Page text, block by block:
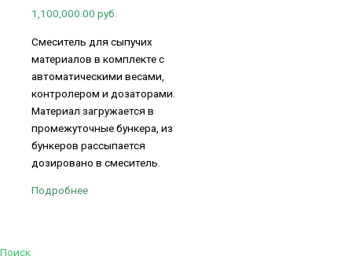
Поиск
1,100,000.00 руб.
Смеситель для сыпучих
материалов в комплекте с
автоматическими весами,
контролером и дозаторами.
Материал загружается в
промежуточные бункера, из
бункеров рассыпается
дозировано в смеситель.
Подробнее